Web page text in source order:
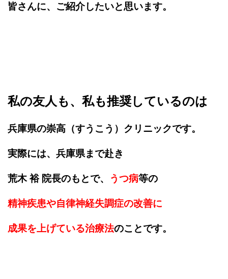
皆さんに、ご紹介したいと思います。
私の友人も、私も推奨しているのは
兵庫県の崇高（すうこう）クリニックです。
実際には、兵庫県まで赴き
荒木 裕 院長のもとで、 うつ病等の
精神疾患や自律神経失調症の改善に
成果を上げている治療法のことです。